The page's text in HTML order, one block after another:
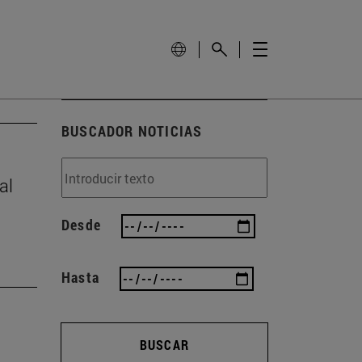
BUSCADOR NOTICIAS
Desde
Hasta
BUSCAR